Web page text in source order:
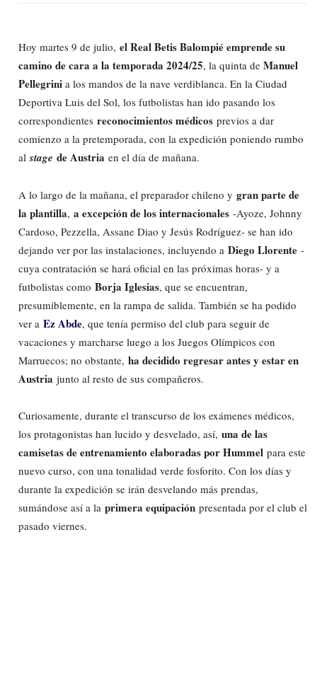
Hoy martes 9 de julio, el Real Betis Balompié emprende su
camino de cara a la temporada 2024/25, la quinta de Manuel
Pellegrini a los mandos de la nave verdiblanca. En la Ciudad
Deportiva Luis del Sol, los futbolistas han ido pasando los
correspondientes reconocimientos médicos previos a dar
comienzo a la pretemporada, con la expedición poniendo rumbo
al stage de Austria en el día de mañana.
A lo largo de la mañana, el preparador chileno y gran parte de
la plantilla, a excepción de los internacionales -Ayoze, Johnny
Cardoso, Pezzella, Assane Diao y Jesús Rodríguez- se han ido
dejando ver por las instalaciones, incluyendo a Diego Llorente -
cuya contratación se hará oficial en las próximas horas- y a
futbolistas como Borja Iglesias, que se encuentran,
presumiblemente, en la rampa de salida. También se ha podido
ver a Ez Abde, que tenía permiso del club para seguir de
vacaciones y marcharse luego a los Juegos Olímpicos con
Marruecos; no obstante, ha decidido regresar antes y estar en
Austria junto al resto de sus compañeros.
Curiosamente, durante el transcurso de los exámenes médicos,
los protagonistas han lucido y desvelado, así, una de las
camisetas de entrenamiento elaboradas por Hummel para este
nuevo curso, con una tonalidad verde fosforito. Con los días y
durante la expedición se irán desvelando más prendas,
sumándose así a la primera equipación presentada por el club el
pasado viernes.